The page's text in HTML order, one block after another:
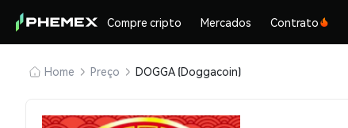
Compre cripto Mercados Contrato
Home Preço DOGGA (Doggacoin)